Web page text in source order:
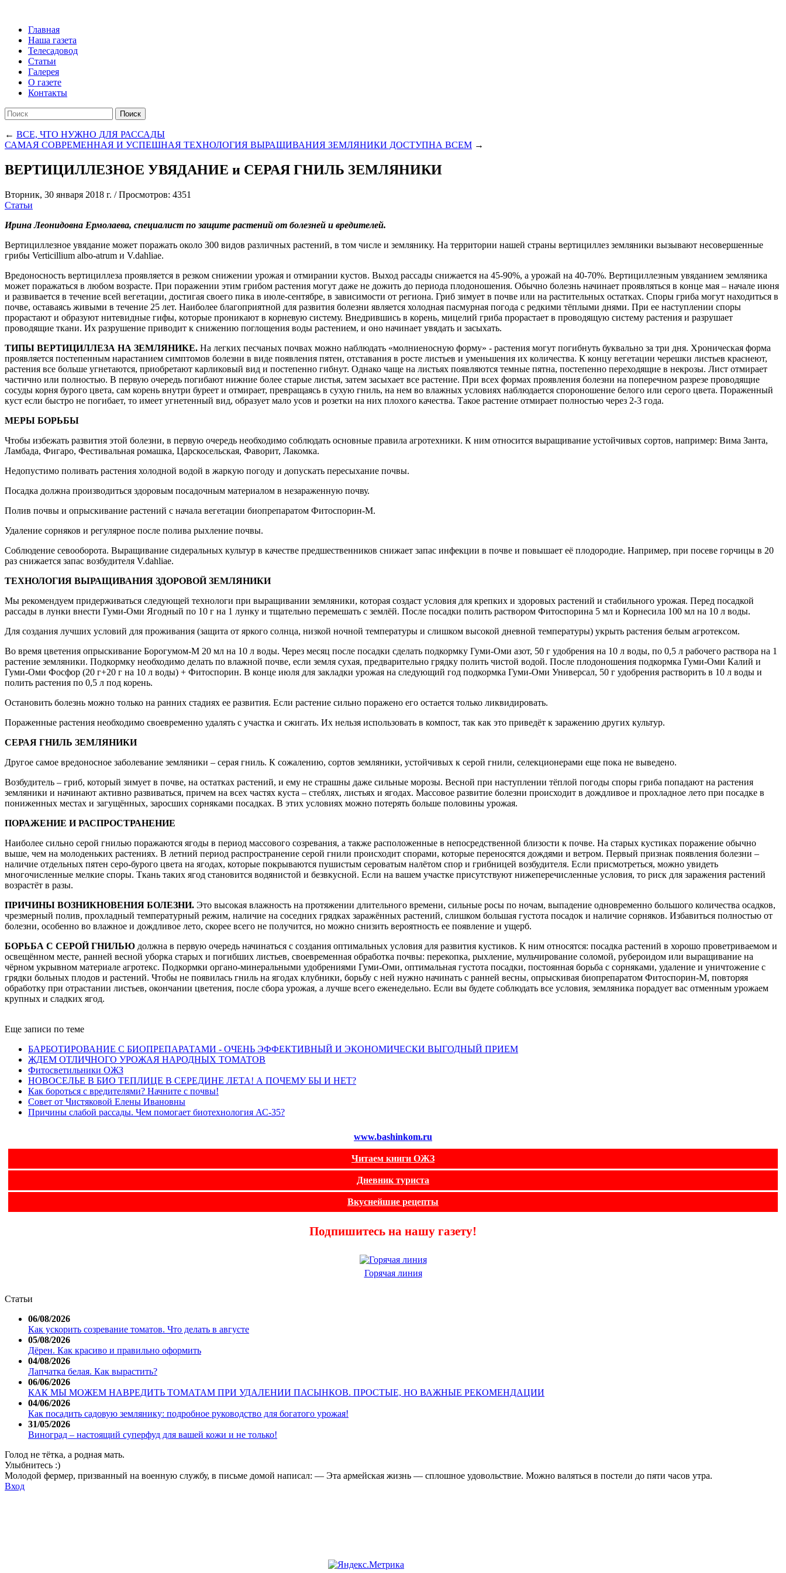
Главная
Наша газета
Телесадовод
Статьи
Галерея
О газете
Контакты
Поиск
← ВСЕ, ЧТО НУЖНО ДЛЯ РАССАДЫ
САМАЯ СОВРЕМЕННАЯ И УСПЕШНАЯ ТЕХНОЛОГИЯ ВЫРАЩИВАНИЯ ЗЕМЛЯНИКИ ДОСТУПНА ВСЕМ →
ВЕРТИЦИЛЛЕЗНОЕ УВЯДАНИЕ и СЕРАЯ ГНИЛЬ ЗЕМЛЯНИКИ
Вторник, 30 января 2018 г. /Просмотров: 4351
Статьи
Ирина Леонидовна Ермолаева, специалист по защите растений от болезней и вредителей.
Вертициллезное увядание может поражать около 300 видов различных растений, в том числе и землянику. На территории нашей страны вертициллез земляники вызывают несовершенные
грибы Verticillium albo-atrum и V.dahliae.
Вредоносность вертициллеза проявляется в резком снижении урожая и отмирании кустов. Выход рассады снижается на 45-90%, а урожай на 40-70%. Вертициллезным увяданием земляника
может поражаться в любом возрасте. При поражении этим грибом растения могут даже не дожить до периода плодоношения. Обычно болезнь начинает проявляться в конце мая – начале июня
и развивается в течение всей вегетации, достигая своего пика в июле-сентябре, в зависимости от региона. Гриб зимует в почве или на растительных остатках. Споры гриба могут находиться в
почве, оставаясь живыми в течение 25 лет. Наиболее благоприятной для развития болезни является холодная пасмурная погода с редкими тёплыми днями. При ее наступлении споры
прорастают и образуют нитевидные гифы, которые проникают в корневую систему. Внедрившись в корень, мицелий гриба прорастает в проводящую систему растения и разрушает
проводящие ткани. Их разрушение приводит к снижению поглощения воды растением, и оно начинает увядать и засыхать.
ТИПЫ ВЕРТИЦИЛЛЕЗА НА ЗЕМЛЯНИКЕ. На легких песчаных почвах можно наблюдать «молниеносную форму» - растения могут погибнуть буквально за три дня. Хроническая форма
проявляется постепенным нарастанием симптомов болезни в виде появления пятен, отставания в росте листьев и уменьшения их количества. К концу вегетации черешки листьев краснеют,
растения все больше угнетаются, приобретают карликовый вид и постепенно гибнут. Однако чаще на листьях появляются темные пятна, постепенно переходящие в некрозы. Лист отмирает
частично или полностью. В первую очередь погибают нижние более старые листья, затем засыхает все растение. При всех формах проявления болезни на поперечном разрезе проводящие
сосуды корня бурого цвета, сам корень внутри буреет и отмирает, превращаясь в сухую гниль, на нем во влажных условиях наблюдается спороношение белого или серого цвета. Пораженный
куст если быстро не погибает, то имеет угнетенный вид, образует мало усов и розетки на них плохого качества. Такое растение отмирает полностью через 2-3 года.
МЕРЫ БОРЬБЫ
Чтобы избежать развития этой болезни, в первую очередь необходимо соблюдать основные правила агротехники. К ним относится выращивание устойчивых сортов, например: Вима Занта,
Ламбада, Фигаро, Фестивальная ромашка, Царскосельская, Фаворит, Лакомка.
Недопустимо поливать растения холодной водой в жаркую погоду и допускать пересыхание почвы.
Посадка должна производиться здоровым посадочным материалом в незараженную почву.
Полив почвы и опрыскивание растений с начала вегетации биопрепаратом Фитоспорин-М.
Удаление сорняков и регулярное после полива рыхление почвы.
Соблюдение севооборота. Выращивание сидеральных культур в качестве предшественников снижает запас инфекции в почве и повышает её плодородие. Например, при посеве горчицы в 20
раз снижается запас возбудителя V.dahliae.
ТЕХНОЛОГИЯ ВЫРАЩИВАНИЯ ЗДОРОВОЙ ЗЕМЛЯНИКИ
Мы рекомендуем придерживаться следующей технологи при выращивании земляники, которая создаст условия для крепких и здоровых растений и стабильного урожая. Перед посадкой
рассады в лунки внести Гуми-Оми Ягодный по 10 г на 1 лунку и тщательно перемешать с землёй. После посадки полить раствором Фитоспорина 5 мл и Корнесила 100 мл на 10 л воды.
Для создания лучших условий для проживания (защита от яркого солнца, низкой ночной температуры и слишком высокой дневной температуры) укрыть растения белым агротексом.
Во время цветения опрыскивание Борогумом-М 20 мл на 10 л воды. Через месяц после посадки сделать подкормку Гуми-Оми азот, 50 г удобрения на 10 л воды, по 0,5 л рабочего раствора на 1
растение земляники. Подкормку необходимо делать по влажной почве, если земля сухая, предварительно грядку полить чистой водой. После плодоношения подкормка Гуми-Оми Калий и
Гуми-Оми Фосфор (20 г+20 г на 10 л воды) + Фитоспорин. В конце июля для закладки урожая на следующий год подкормка Гуми-Оми Универсал, 50 г удобрения растворить в 10 л воды и
полить растения по 0,5 л под корень.
Остановить болезнь можно только на ранних стадиях ее развития. Если растение сильно поражено его остается только ликвидировать.
Пораженные растения необходимо своевременно удалять с участка и сжигать. Их нельзя использовать в компост, так как это приведёт к заражению других культур.
СЕРАЯ ГНИЛЬ ЗЕМЛЯНИКИ
Другое самое вредоносное заболевание земляники – серая гниль. К сожалению, сортов земляники, устойчивых к серой гнили, селекционерами еще пока не выведено.
Возбудитель – гриб, который зимует в почве, на остатках растений, и ему не страшны даже сильные морозы. Весной при наступлении тёплой погоды споры гриба попадают на растения
земляники и начинают активно развиваться, причем на всех частях куста – стеблях, листьях и ягодах. Массовое развитие болезни происходит в дождливое и прохладное лето при посадке в
пониженных местах и загущённых, заросших сорняками посадках. В этих условиях можно потерять больше половины урожая.
ПОРАЖЕНИЕ И РАСПРОСТРАНЕНИЕ
Наиболее сильно серой гнилью поражаются ягоды в период массового созревания, а также расположенные в непосредственной близости к почве. На старых кустиках поражение обычно
выше, чем на молоденьких растениях. В летний период распространение серой гнили происходит спорами, которые переносятся дождями и ветром. Первый признак появления болезни –
наличие отдельных пятен серо-бурого цвета на ягодах, которые покрываются пушистым сероватым налётом спор и грибницей возбудителя. Если присмотреться, можно увидеть
многочисленные мелкие споры. Ткань таких ягод становится водянистой и безвкусной. Если на вашем участке присутствуют нижеперечисленные условия, то риск для заражения растений
возрастёт в разы.
ПРИЧИНЫ ВОЗНИКНОВЕНИЯ БОЛЕЗНИ. Это высокая влажность на протяжении длительного времени, сильные росы по ночам, выпадение одновременно большого количества осадков,
чрезмерный полив, прохладный температурный режим, наличие на соседних грядках заражённых растений, слишком большая густота посадок и наличие сорняков. Избавиться полностью от
болезни, особенно во влажное и дождливое лето, скорее всего не получится, но можно снизить вероятность ее появление и ущерб.
БОРЬБА С СЕРОЙ ГНИЛЬЮ должна в первую очередь начинаться с создания оптимальных условия для развития кустиков. К ним относятся: посадка растений в хорошо проветриваемом и
освещённом месте, ранней весной уборка старых и погибших листьев, своевременная обработка почвы: перекопка, рыхление, мульчирование соломой, рубероидом или выращивание на
чёрном укрывном материале агротекс. Подкормки органо-минеральными удобрениями Гуми-Оми, оптимальная густота посадки, постоянная борьба с сорняками, удаление и уничтожение с
грядки больных плодов и растений. Чтобы не появилась гниль на ягодах клубники, борьбу с ней нужно начинать с ранней весны, опрыскивая биопрепаратом Фитоспорин-М, повторяя
обработку при отрастании листьев, окончании цветения, после сбора урожая, а лучше всего еженедельно. Если вы будете соблюдать все условия, земляника порадует вас отменным урожаем
крупных и сладких ягод.
Еще записи по теме
БАРБОТИРОВАНИЕ С БИОПРЕПАРАТАМИ - ОЧЕНЬ ЭФФЕКТИВНЫЙ И ЭКОНОМИЧЕСКИ ВЫГОДНЫЙ ПРИЕМ
ЖДЕМ ОТЛИЧНОГО УРОЖАЯ НАРОДНЫХ ТОМАТОВ
Фитосветильники ОЖЗ
НОВОСЕЛЬЕ В БИО ТЕПЛИЦЕ В СЕРЕДИНЕ ЛЕТА! А ПОЧЕМУ БЫ И НЕТ?
Как бороться с вредителями? Начните с почвы!
Совет от Чистяковой Елены Ивановны
Причины слабой рассады. Чем помогает биотехнология АС-35?
www.bashinkom.ru
Читаем книги ОЖЗ
Дневник туриста
Вкуснейшие рецепты
Подпишитесь на нашу газету!
Горячая линия
Статьи
06/08/2026
Как ускорить созревание томатов. Что делать в августе
05/08/2026
Дёрен. Как красиво и правильно оформить
04/08/2026
Лапчатка белая. Как вырастить?
06/06/2026
КАК МЫ МОЖЕМ НАВРЕДИТЬ ТОМАТАМ ПРИ УДАЛЕНИИ ПАСЫНКОВ. ПРОСТЫЕ, НО ВАЖНЫЕ РЕКОМЕНДАЦИИ
04/06/2026
Как посадить садовую землянику: подробное руководство для богатого урожая!
31/05/2026
Виноград – настоящий суперфуд для вашей кожи и не только!
Голод не тётка, а родная мать.
Улыбнитесь :)
Молодой фермер, призванный на военную службу, в письме домой написал: — Эта армейская жизнь — сплошное удовольствие. Можно валяться в постели до пяти часов утра.
Вход